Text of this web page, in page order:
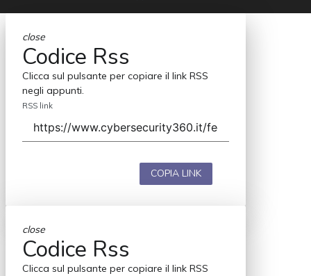
close
Codice Rss
Clicca sul pulsante per copiare il link RSS
negli appunti.
RSS link
COPIA LINK
close
Codice Rss
Clicca sul pulsante per copiare il link RSS